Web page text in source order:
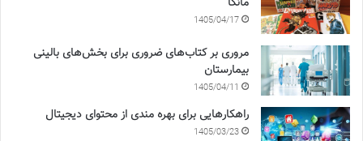
1405/04/17
مروری بر کتاب‌های ضروری برای بخش‌های بالینی
بیمارستان
1405/04/11
راهکارهایی برای بهره مندی از محتوای دیجیتال
1405/03/23